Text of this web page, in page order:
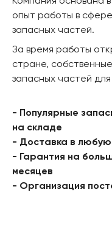
опыт работы в
запасных частей.
За время работы
стране,
запасных частей для
- Популярные
на складе
- Доставка в любую
- Гарантия на
месяцев
- Организация